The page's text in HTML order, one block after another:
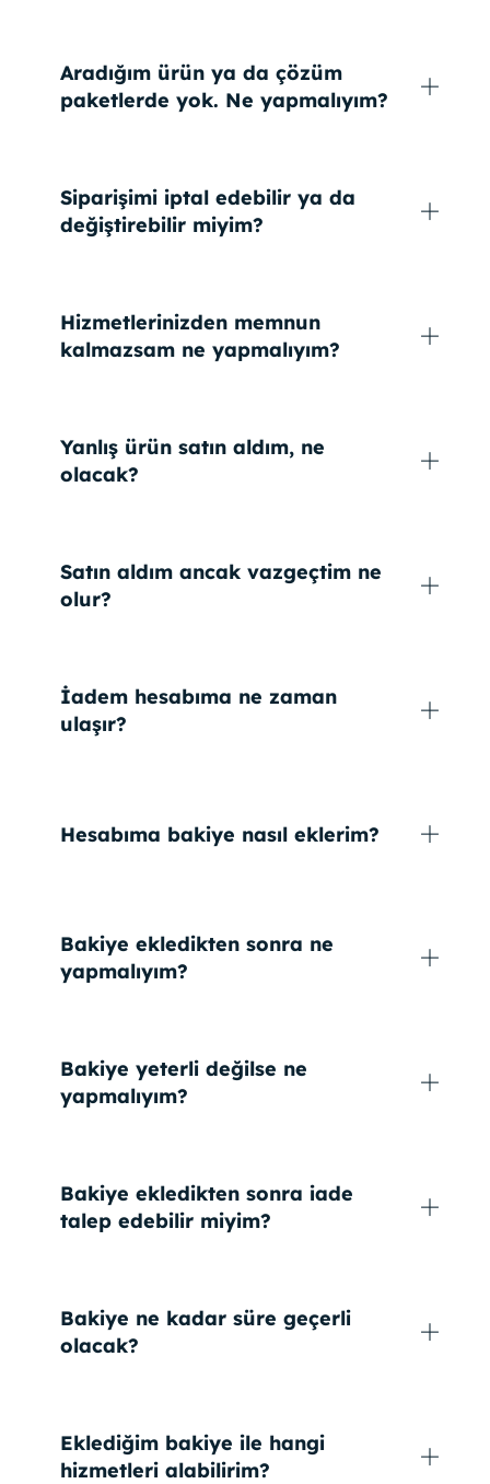
Aradığım ürün ya da çözüm
paketlerde yok. Ne yapmalıyım?
Siparişimi iptal edebilir ya da
değiştirebilir miyim?
Hizmetlerinizden memnun
kalmazsam ne yapmalıyım?
Yanlış ürün satın aldım, ne
olacak?
Satın aldım ancak vazgeçtim ne
olur?
İadem hesabıma ne zaman
ulaşır?
Hesabıma bakiye nasıl eklerim?
Bakiye ekledikten sonra ne
yapmalıyım?
Bakiye yeterli değilse ne
yapmalıyım?
Bakiye ekledikten sonra iade
talep edebilir miyim?
Bakiye ne kadar süre geçerli
olacak?
Eklediğim bakiye ile hangi
hizmetleri alabilirim?